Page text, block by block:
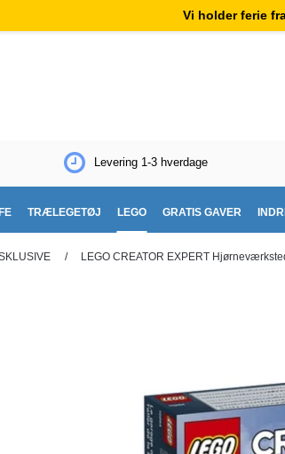
Vi holder ferie
Levering 1-3 hverdage
TRÆLEGETØJ LEGO GRATIS GAVER
/ LEGO CREATOR EXPERT